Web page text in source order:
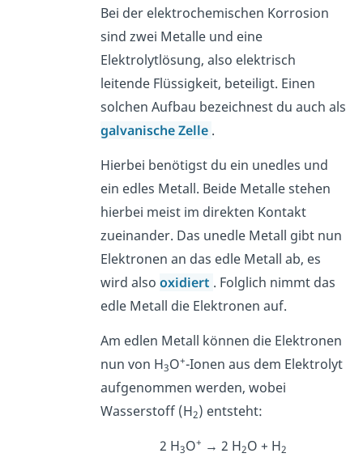
Bei der elektrochemischen Korrosion
sind zwei Metalle und eine
Elektrolytlösung, also elektrisch
leitende Flüssigkeit, beteiligt. Einen
solchen Aufbau bezeichnest du auch als
galvanische Zelle .
Hierbei benötigst du ein unedles und
ein edles Metall. Beide Metalle stehen
hierbei meist im direkten Kontakt
zueinander. Das unedle Metall gibt nun
Elektronen an das edle Metall ab, es
wird also oxidiert . Folglich nimmt das
edle Metall die Elektronen auf.
Am edlen Metall können die Elektronen
nun von H3O+-Ionen aus dem Elektrolyt
aufgenommen werden, wobei
Wasserstoff (H2) entsteht:
2 H3O+ → 2 H2O + H2